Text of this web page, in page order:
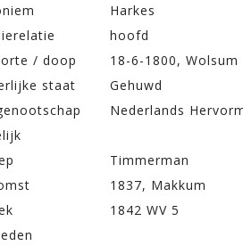
Harkes
hoofd
/ doop
18-6-1800, Wolsum
staat
Gehuwd
Nederlands
Timmerman
1837, Makkum
1842 WV 5